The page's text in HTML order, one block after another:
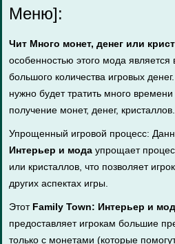
Меню]:
Чит Много монет, денег или
особенностью этого мода является
большого количества игровых
нужно будет тратить много
получение монет, денег, кристаллов.
Упрощенный игровой процесс:
Интерьер и мода упрощает
или кристаллов, что позволяет
других аспектах игры.
Этот Family Town: Интерьер и
предоставляет игрокам большие
только с монетами (которые